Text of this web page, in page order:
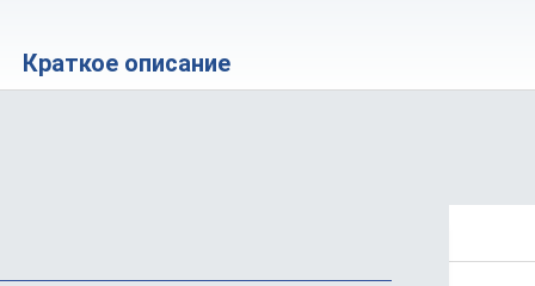
Краткое описание